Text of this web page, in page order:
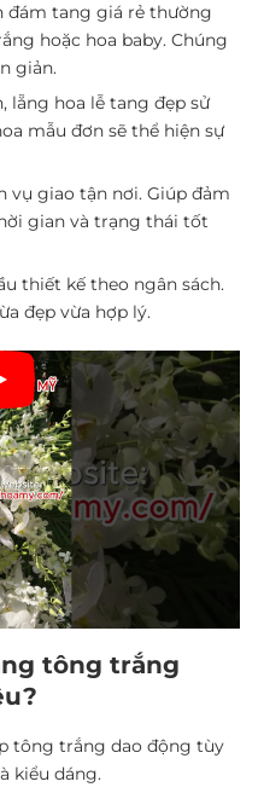
đám tang giá rẻ thường
hoặc hoa baby. Chúng
giản.
lẵng hoa lễ tang đẹp sử
mẫu đơn sẽ thể hiện sự
vụ giao tận nơi. Giúp đảm
gian và trạng thái tốt
thiết kế theo ngân sách.
đẹp vừa hợp lý.
tông trắng
tông trắng dao động tùy
kiểu dáng.